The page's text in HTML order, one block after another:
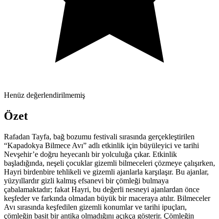
Henüz değerlendirilmemiş
Özet
Rafadan Tayfa, bağ bozumu festivali sırasında gerçekleştirilen
“Kapadokya Bilmece Avı” adlı etkinlik için büyüleyici ve tarihi
Nevşehir’e doğru heyecanlı bir yolculuğa çıkar. Etkinlik
başladığında, neşeli çocuklar gizemli bilmeceleri çözmeye çalışırken,
Hayri birdenbire tehlikeli ve gizemli ajanlarla karşılaşır. Bu ajanlar,
yüzyıllardır gizli kalmış efsanevi bir çömleği bulmaya
çabalamaktadır; fakat Hayri, bu değerli nesneyi ajanlardan önce
keşfeder ve farkında olmadan büyük bir maceraya atılır. Bilmeceler
Avı sırasında keşfedilen gizemli konumlar ve tarihi ipuçları,
çömleğin basit bir antika olmadığını açıkça gösterir. Çömleğin